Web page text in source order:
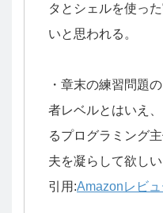
タとシェルを使っ
いと思われる。
・章末の練習問題
者レベルとはいえ
るプログラミング
夫を凝らして欲しい
引用:Amazonレビュ